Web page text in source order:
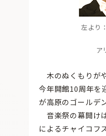
左より
ア
木のぬくもりが
今年開館10周年を
が高原のゴールデ
音楽祭の幕開け
によるチャイコフ